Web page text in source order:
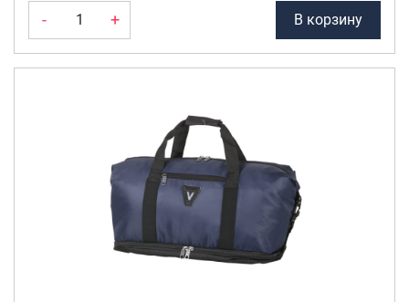
- + В корзину